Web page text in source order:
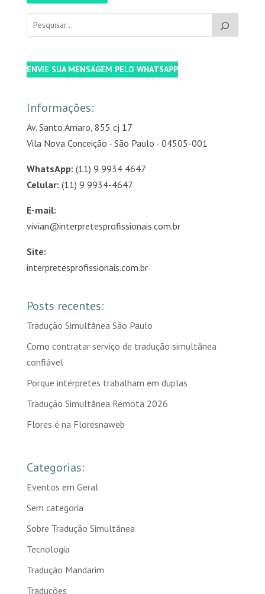
ENVIE SUA MENSAGEM PELO WHATSAPP
Informações:
Av. Santo Amaro, 855 cj 17
Vila Nova Conceição - São Paulo - 04505-001
WhatsApp: (11) 9 9934 4647
Celular: (11) 9 9934-4647
E-mail:
vivian@interpretesprofissionais.com.br
Site:
interpretesprofissionais.com.br
Posts recentes:
Tradução Simultânea São Paulo
Como contratar serviço de tradução simultânea
confiável
Porque intérpretes trabalham em duplas
Tradução Simultânea Remota 2026
Flores é na Floresnaweb
Categorias:
Eventos em Geral
Sem categoria
Sobre Tradução Simultânea
Tecnologia
Tradução Mandarim
Traduções